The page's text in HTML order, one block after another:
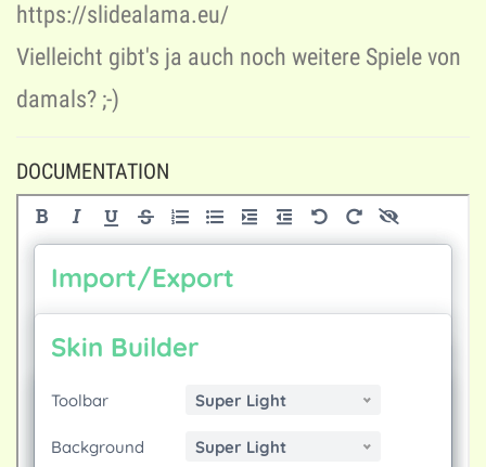
https://slidealama.eu/
Vielleicht gibt's ja auch noch weitere Spiele von
damals? ;-)
DOCUMENTATION